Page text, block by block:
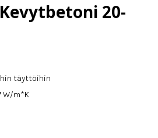
20-
täyttöihin
W/m*K